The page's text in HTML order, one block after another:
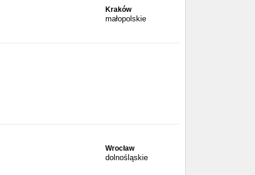
Kraków
małopolskie
Wrocław
dolnośląskie